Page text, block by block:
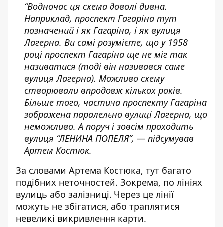
“Водночас ця схема доволі дивна.
Наприклад, проспект Гагаріна тут
позначений і як Гагаріна, і як вулиця
Лагерна. Ви самі розумієте, що у 1958
році проспект Гагаріна ще не міг так
називатися (тоді він називався саме
вулиця Лагерна). Можливо схему
створювали впродовж кількох років.
Більше того, частина проспекту Гагаріна
зображена паралельно вулиці Лагерна, що
неможливо. А поруч і зовсім проходить
вулиця “ЛЕНИНА ПОПЕЛЯ”, — підсумував
Артем Костюк.
За словами Артема Костюка, тут багато
подібних неточностей. Зокрема, по лініях
вулиць або залізниці. Через це лінії
можуть не збігатися, або траплятися
невеликі викривлення карти.